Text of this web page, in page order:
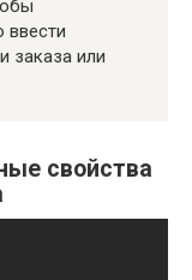
ввести
заказа или
свойства